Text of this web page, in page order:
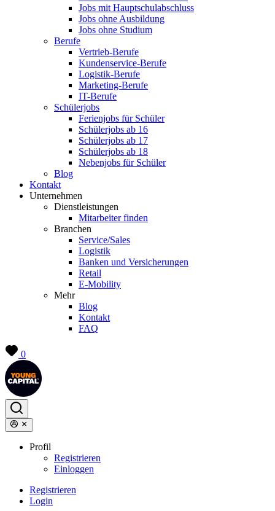
Jobs mit Hauptschulabschluss
Jobs ohne Ausbildung
Jobs ohne Studium
Berufe
Vertrieb-Berufe
Kundenservice-Berufe
Logistik-Berufe
Marketing-Berufe
IT-Berufe
Schülerjobs
Ferienjobs für Schüler
Schülerjobs ab 16
Schülerjobs ab 17
Schülerjobs ab 18
Nebenjobs für Schüler
Blog
Kontakt
Unternehmen
Dienstleistungen
Mitarbeiter finden
Branchen
Service/Sales
Logistik
Banken und Versicherungen
Retail
E-Mobility
Mehr
Blog
Kontakt
FAQ
0
Profil
Registrieren
Einloggen
Registrieren
Login